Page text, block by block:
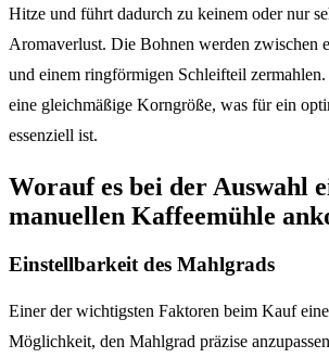
Hitze und führt dadurch zu keinem oder nur
Aromaverlust. Die Bohnen werden zwischen
und einem ringförmigen Schleifteil
eine gleichmäßige Korngröße, was für ein
essenziell ist.
Worauf es bei der Auswahl
manuellen Kaffeemühle
Einstellbarkeit des Mahlgrads
Einer der wichtigsten Faktoren beim Kauf
Möglichkeit, den Mahlgrad präzise